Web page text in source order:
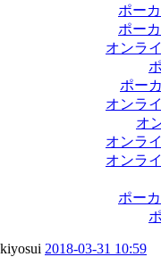
ポー
ポー
オンラ
ポー
オンラ
オ
オンラ
オンラ
ポー
kiyosui 2018-03-31 10:59